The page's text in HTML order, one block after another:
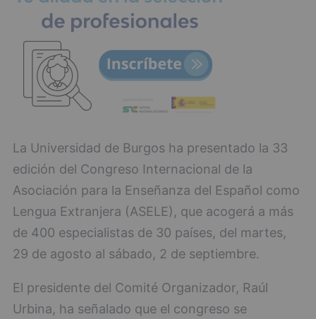
La Universidad de Burgos ha presentado la 33
edición del Congreso Internacional de la
Asociación para la Enseñanza del Español como
Lengua Extranjera (ASELE), que acogerá a más
de 400 especialistas de 30 países, del martes,
29 de agosto al sábado, 2 de septiembre.
El presidente del Comité Organizador, Raúl
Urbina, ha señalado que el congreso se